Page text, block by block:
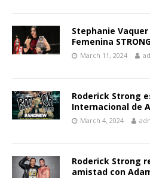
Stephanie
Femenina
March 11, 2024
Roderick Strong
Internacional de
March 4, 2024
Roderick Strong
amistad con